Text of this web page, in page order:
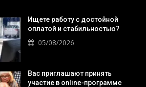
Ищете работу с достойной
оплатой и стабильностью?
05/08/2026
Вас приглашают принять
участие в online-программе